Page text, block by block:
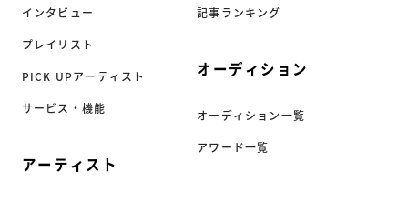
インタビュー
プレイリスト
PICK UPアーティスト
サービス・機能
アーティスト
記事ランキング
オーディション
オーディション一覧
アワード一覧